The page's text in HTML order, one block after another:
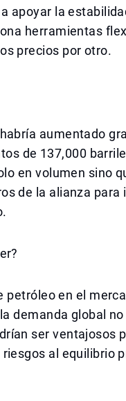
apoyar la
herramientas
precios por otro.
aumentado
de 137,000
en volumen sino
de la alianza para
en el
demanda global
ser ventajosos
al equilibrio